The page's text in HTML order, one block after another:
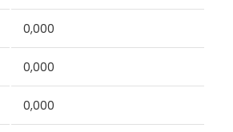
0,000
0,000
0,000